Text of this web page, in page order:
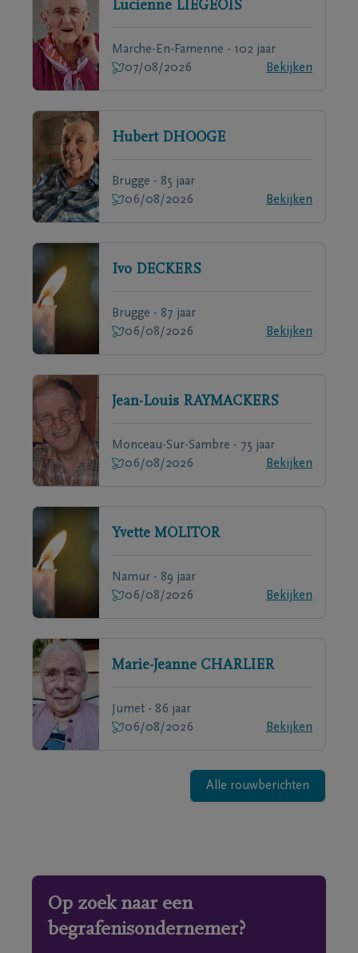
Lucienne LIEGEOIS
Marche-En-Famenne - 102 jaar
07/08/2026
Bekijken
Hubert DHOOGE
Brugge - 85 jaar
06/08/2026
Bekijken
Ivo DECKERS
Brugge - 87 jaar
06/08/2026
Bekijken
Jean-Louis RAYMACKERS
Monceau-Sur-Sambre - 75 jaar
06/08/2026
Bekijken
Yvette MOLITOR
Namur - 89 jaar
06/08/2026
Bekijken
Marie-Jeanne CHARLIER
Jumet - 86 jaar
06/08/2026
Bekijken
Alle rouwberichten
Op zoek naar een
begrafenisondernemer?